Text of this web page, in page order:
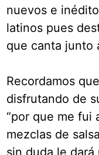
nuevos e
latinos pues
que canta junto
Recordamos
disfrutando de
“por que me fui
mezclas de